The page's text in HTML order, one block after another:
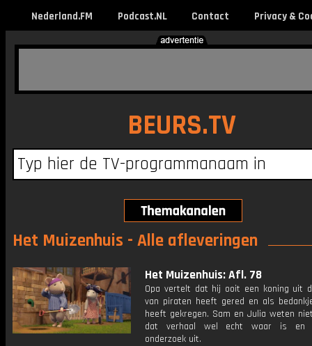
Nederland.FM Podcast.NL Contact Privacy &
BEURS.TV
Het Muizenhuis - Alle afleveringen
Het Muizenhuis: Afl. 78
Opa vertelt dat hij ooit een koning uit
van piraten heeft gered en als
heeft gekregen. Sam en Julia weten
dat verhaal wel echt waar is en
onderzoek uit.